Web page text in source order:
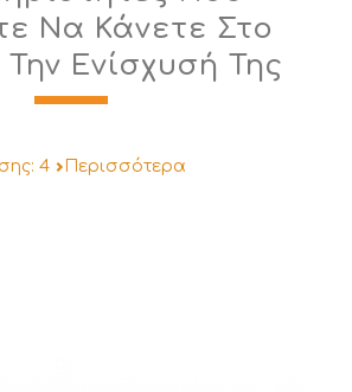
Να Κάνετε Στο
Την Ενίσχυσή Της
4 Περισσότερα